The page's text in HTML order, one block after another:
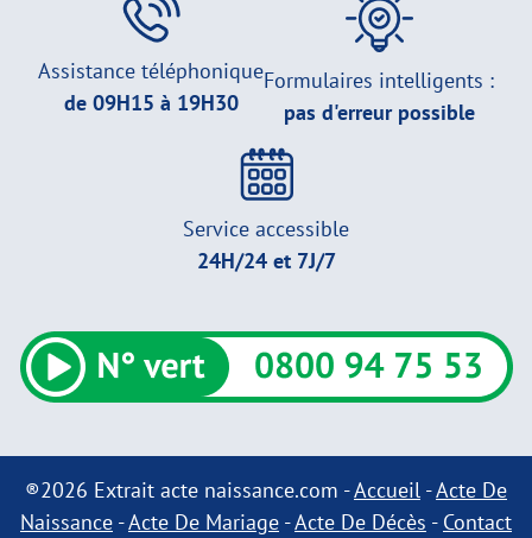
Assistance téléphonique
de 09H15 à 19H30
Formulaires intelligents :
pas d'erreur possible
Service accessible
24H/24 et 7J/7
®2026 Extrait acte naissance.com -Accueil -Acte De
Naissance -Acte De Mariage -Acte De Décès - Contact